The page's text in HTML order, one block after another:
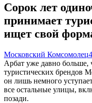
Сорок лет
принимает
ищет свой
Московский Комсомолец
Арбат уже давно больше,
туристических брендов
он лишь немного
все остальные улицы,
позади.